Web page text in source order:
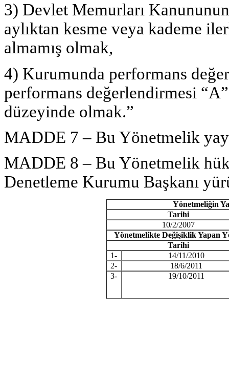
3) Devlet Memurları
aylıktan kesme veya kademe
almamış olmak,
4) Kurumunda performans
performans değerlendirmesi
düzeyinde olmak.”
MADDE 7 – Bu Yönetmelik
MADDE 8 – Bu Yönetmelik
Denetleme Kurumu Başkanı
Yönetmeliğin
Tarihi
10/2/2007
Yönetmelikte Değişiklik Yapan Y
Tarihi
1-
14/11/2010
2-
18/6/2011
3-
19/10/2011